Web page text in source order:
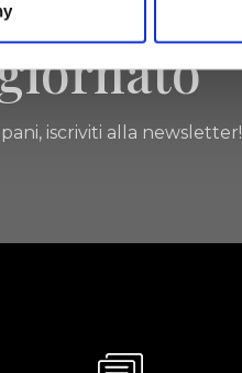
iscriviti alla newsletter!